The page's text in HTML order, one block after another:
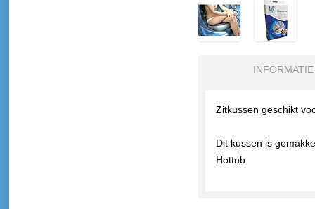
INFORMATIE
Zitkussen geschikt
Dit kussen is
Hottub.